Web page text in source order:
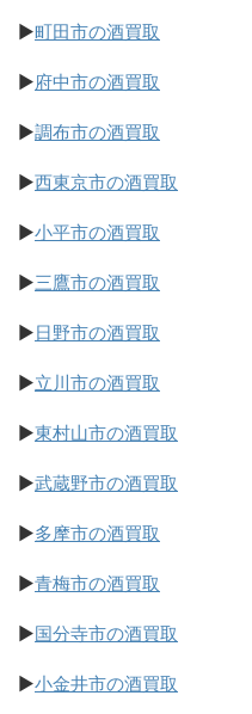
▶町田市の酒買取
▶府中市の酒買取
▶調布市の酒買取
▶西東京市の酒買取
▶小平市の酒買取
▶三鷹市の酒買取
▶日野市の酒買取
▶立川市の酒買取
▶東村山市の酒買取
▶武蔵野市の酒買取
▶多摩市の酒買取
▶青梅市の酒買取
▶国分寺市の酒買取
▶小金井市の酒買取